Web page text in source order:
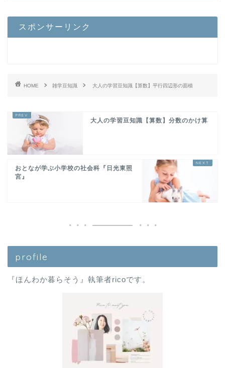
スポンサーリンク
HOME 雑学豆知識 大人の学習豆知識【算数】平行四辺形の面積
大人の学習豆知識【算数】分数のかけ算
おとなが学ぶ小学校の社会科『日光東照
宮』
profile
『ほんわか暮らそう』執筆者ricoです。